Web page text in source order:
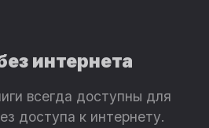
интернета
всегда доступны для
доступа к интернету.